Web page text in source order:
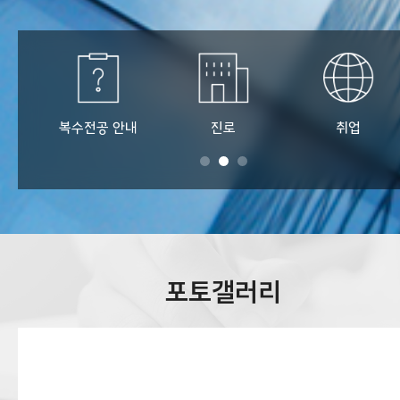
복수전공 안내 진로 취업
포토갤러리